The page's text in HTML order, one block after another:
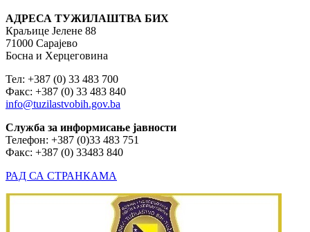
АДРЕСА ТУЖИЛАШТВА БИХ
Краљице Јелене 88
71000 Сарајево
Босна и Херцеговина
Тел: +387 (0) 33 483 700
Факс: +387 (0) 33 483 840
info@tuzilastvobih.gov.ba
Служба за информисање јавности
Телефон: +387 (0)33 483 751
Факс: +387 (0) 33483 840
РАД СА СТРАНКАМА